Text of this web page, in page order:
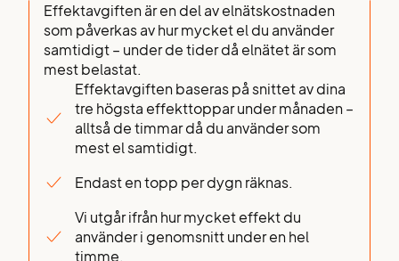
Effektavgiften är en del av elnätskostnaden
som påverkas av hur mycket el du använder
samtidigt – under de tider då elnätet är som
mest belastat.
Effektavgiften baseras på snittet av dina
tre högsta effekttoppar under månaden –
alltså de timmar då du använder som
mest el samtidigt.
Endast en topp per dygn räknas.
Vi utgår ifrån hur mycket effekt du
använder i genomsnitt under en hel
timme.